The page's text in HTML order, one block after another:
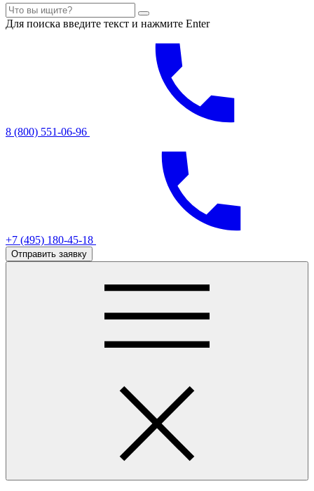
Для поиска введите текст и нажмите Enter
8 (800) 551-06-96
+7 (495) 180-45-18
Отправить заявку